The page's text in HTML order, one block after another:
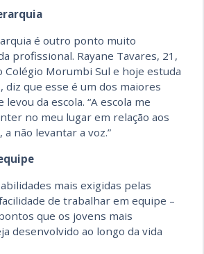
é outro ponto muito
profissional. Rayane Tavares, 21,
Colégio Morumbi Sul e hoje estuda
diz que esse é um dos maiores
da escola. “A escola me
no meu lugar em relação aos
não levantar a voz.”
mais exigidas pelas
de trabalhar em equipe –
que os jovens mais
desenvolvido ao longo da vida